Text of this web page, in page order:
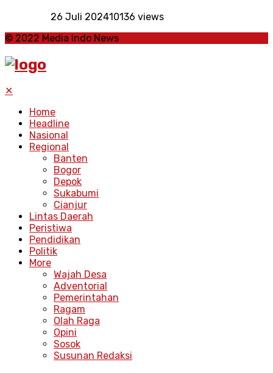
26 Juli 202410136 views
© 2022 Media Indo News
✕
Home
Headline
Nasional
Regional
Banten
Bogor
Depok
Sukabumi
Cianjur
Lintas Daerah
Peristiwa
Pendidikan
Politik
More
Wajah Desa
Adventorial
Pemerintahan
Ragam
Olah Raga
Opini
Sosok
Susunan Redaksi